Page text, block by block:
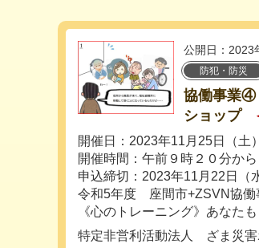
公開日：2023
防犯・防災
協働事業④
ショップ
開催日：2023年11月25日（土）
開催時間：午前９時２０分か
申込締切：2023年11月22日（
令和5年度 座間市+ZSVN協
《心のトレーニング》あなた
特定非営利活動法人 ざま災害